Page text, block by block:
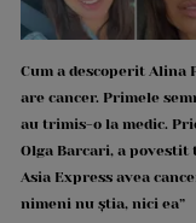
Cum a descoperit Alina
are cancer. Primele
au trimis-o la medic.
Olga Barcari, a povestit
Asia Express avea
nimeni nu știa, nici ea”